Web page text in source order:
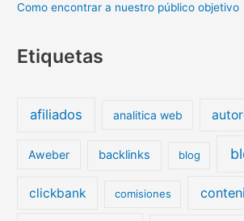
Como encontrar a nuestro público objetivo
Etiquetas
afiliados analitica web
Aweber backlinks blog
clickbank comisiones